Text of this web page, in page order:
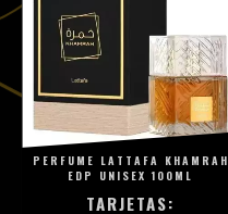
PERFUME LATTAFA KHAMRAH
EDP UNISEX 100ML